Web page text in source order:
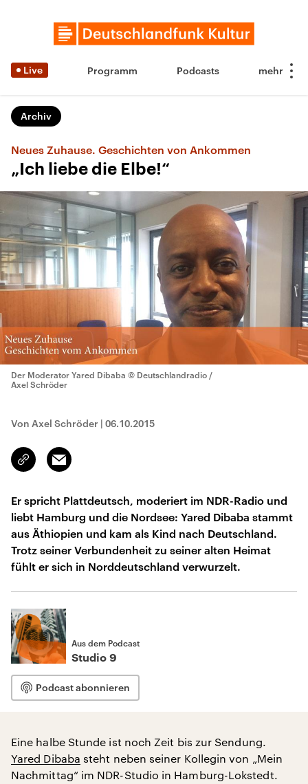
Live Programm Podcasts
Archiv
Neues Zuhause. Geschichten von Ankommen
„Ich liebe die Elbe!“
Der Moderator Yared Dibaba © Deutschlandradio /
Axel Schröder
Von Axel Schröder | 06.10.2015
Link
kopieren/teilen
Email
Er spricht Plattdeutsch, moderiert im NDR-Radio und
liebt Hamburg und die Nordsee: Yared Dibaba stammt
aus Äthiopien und kam als Kind nach Deutschland.
Trotz seiner Verbundenheit zu seiner alten Heimat
fühlt er sich in Norddeutschland verwurzelt.
Aus dem Podcast
Studio 9
Podcast abonnieren
Eine halbe Stunde ist noch Zeit bis zur Sendung.
Yared Dibaba steht neben seiner Kollegin von „Mein
Nachmittag“ im NDR-Studio in Hamburg-Lokstedt.